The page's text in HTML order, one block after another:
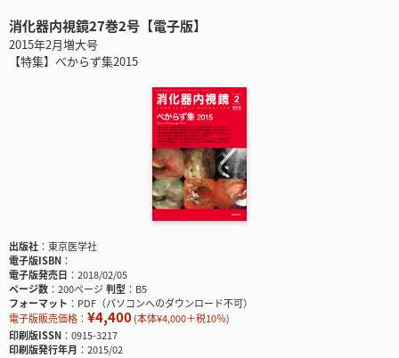
消化器内視鏡27巻2号【電子版】
2015年2月増大号
【特集】べからず集2015
出版社
東京医学社
電子版ISBN
電子版発売日
2018/02/05
ページ数
200ページ判型
B5
フォーマット
PDF（パソコンへのダウンロード不可）
電子版販売価格： ¥4,400(本体¥4,000＋税10％)
印刷版ISSN
0915-3217
印刷版発行年月
2015/02